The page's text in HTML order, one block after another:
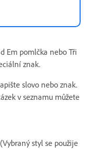
Em pomlčka nebo Tři
znak.
slovo nebo znak.
v seznamu můžete
styl se použije